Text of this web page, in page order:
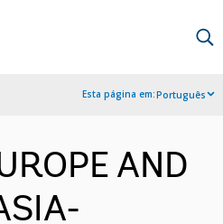
Esta página em:Português
AND